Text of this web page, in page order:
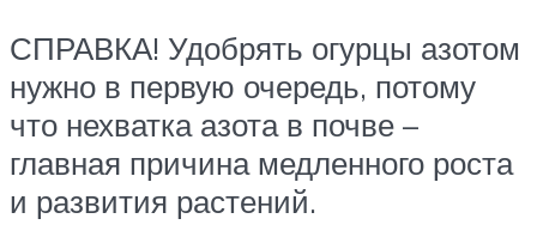
СПРАВКА! Удобрять огурцы азотом
нужно в первую очередь, потому
что нехватка азота в почве –
главная причина медленного роста
и развития растений.